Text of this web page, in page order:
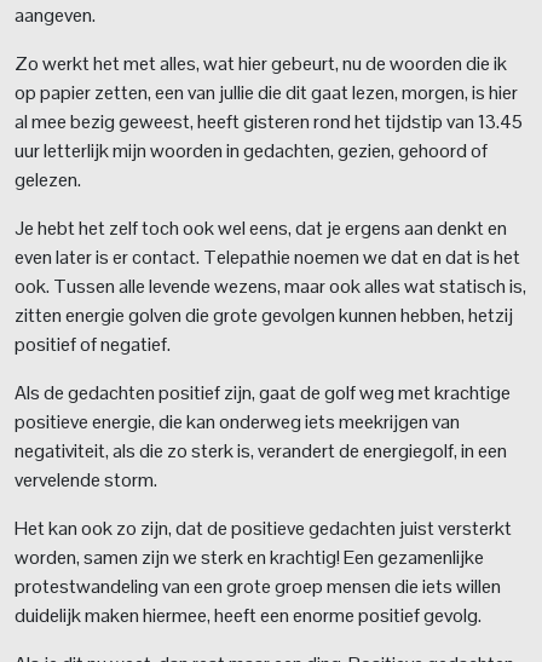
aangeven.
Zo werkt het met alles, wat hier gebeurt, nu de woorden die ik
op papier zetten, een van jullie die dit gaat lezen, morgen, is hier
al mee bezig geweest, heeft gisteren rond het tijdstip van 13.45
uur letterlijk mijn woorden in gedachten, gezien, gehoord of
gelezen.
Je hebt het zelf toch ook wel eens, dat je ergens aan denkt en
even later is er contact. Telepathie noemen we dat en dat is het
ook. Tussen alle levende wezens, maar ook alles wat statisch is,
zitten energie golven die grote gevolgen kunnen hebben, hetzij
positief of negatief.
Als de gedachten positief zijn, gaat de golf weg met krachtige
positieve energie, die kan onderweg iets meekrijgen van
negativiteit, als die zo sterk is, verandert de energiegolf, in een
vervelende storm.
Het kan ook zo zijn, dat de positieve gedachten juist versterkt
worden, samen zijn we sterk en krachtig! Een gezamenlijke
protestwandeling van een grote groep mensen die iets willen
duidelijk maken hiermee, heeft een enorme positief gevolg.